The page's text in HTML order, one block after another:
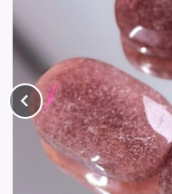
Prev